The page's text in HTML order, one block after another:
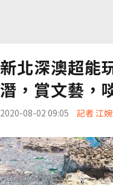
新北深澳超能
潛，賞文藝，
2020-08-02 09:05 記者 江